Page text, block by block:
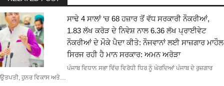
ਸਾਢੇ 4 ਸਾਲਾਂ ‘ਚ 68 ਹਜ਼ਾਰ ਤੋਂ ਵੱਧ ਸਰਕਾਰੀ ਨੌਕਰੀਆਂ,
1.83 ਲੱਖ ਕਰੋੜ ਦੇ ਨਿਵੇਸ਼ ਨਾਲ 6.36 ਲੱਖ ਪ੍ਰਾਈਵੇਟ
ਨੌਕਰੀਆਂ ਦੇ ਮੌਕੇ ਪੈਦਾ ਕੀਤੇ: ਨੌਜਵਾਨਾਂ ਲਈ ਸਾਜ਼ਗਾਰ ਮਾਹੌਲ
ਸਿਰਜ ਰਹੀ ਹੈ ਮਾਨ ਸਰਕਾਰ: ਅਮਨ ਅਰੋੜਾ
ਪੰਜਾਬ ਵਿਧਾਨ ਸਭਾ ਵਿੱਚ ਵਿਰੋਧੀ ਧਿਰ ਨੂੰ ਘੇਰਦਿਆਂ ਪੰਜਾਬ ਦੇ ਰੁਜ਼ਗਾਰ
ਉਤਪਤੀ, ਹੁਨਰ ਵਿਕਾਸ ਅਤੇ…